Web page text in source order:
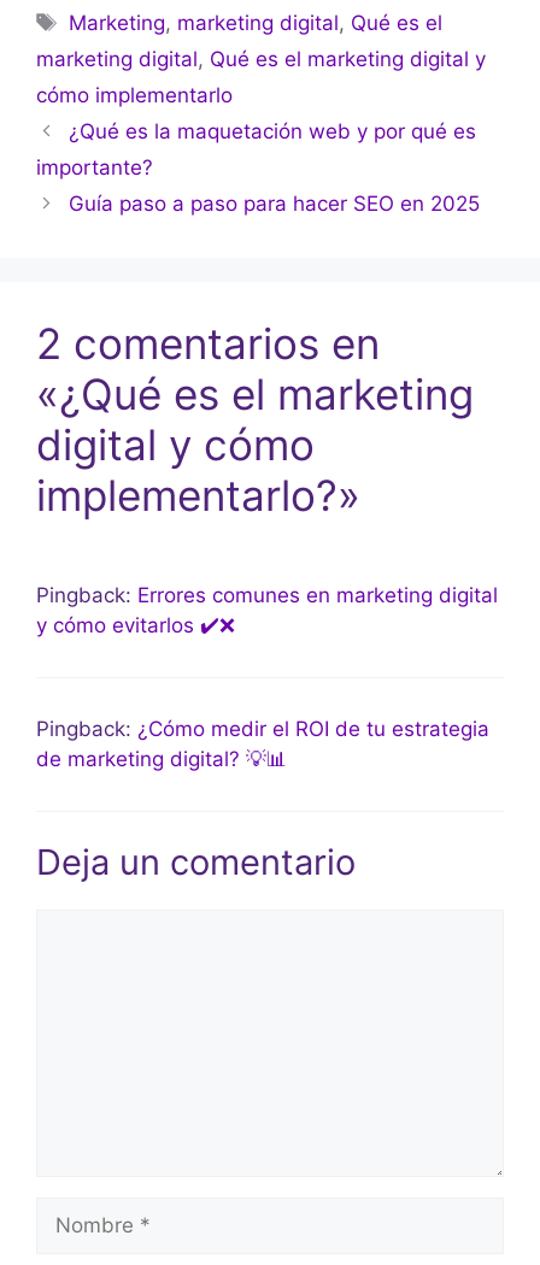
Marketing, marketing digital, Qué es el
marketing digital, Qué es el marketing digital y
cómo implementarlo
¿Qué es la maquetación web y por qué es
importante?
Guía paso a paso para hacer SEO en 2025
2 comentarios en
«¿Qué es el marketing
digital y cómo
implementarlo?»
Pingback: Errores comunes en marketing digital
y cómo evitarlos ✔️❌
Pingback: ¿Cómo medir el ROI de tu estrategia
de marketing digital? 💡📊
Deja un comentario